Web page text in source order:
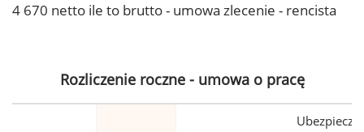
4 670 netto ile to brutto - umowa zlecenie - rencista
Rozliczenie roczne - umowa o pracę